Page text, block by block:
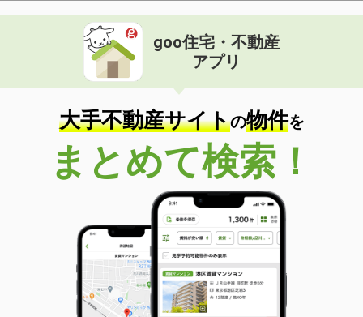
goo住宅・不動産
アプリ
大手不動産サイトの物件を
まとめて検索！